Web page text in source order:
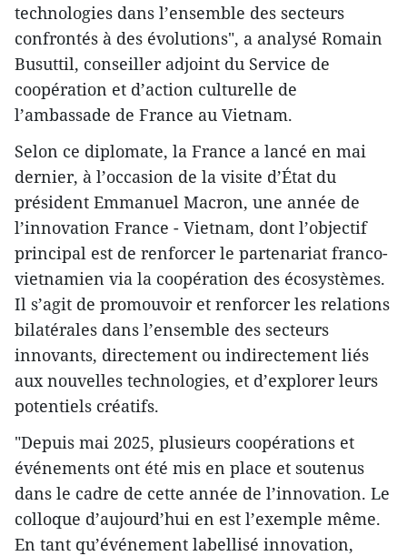
technologies dans l’ensemble des secteurs
confrontés à des évolutions", a analysé Romain
Busuttil, conseiller adjoint du Service de
coopération et d’action culturelle de
l’ambassade de France au Vietnam.
Selon ce diplomate, la France a lancé en mai
dernier, à l’occasion de la visite d’État du
président Emmanuel Macron, une année de
l’innovation France - Vietnam, dont l’objectif
principal est de renforcer le partenariat franco-
vietnamien via la coopération des écosystèmes.
Il s’agit de promouvoir et renforcer les relations
bilatérales dans l’ensemble des secteurs
innovants, directement ou indirectement liés
aux nouvelles technologies, et d’explorer leurs
potentiels créatifs.
"Depuis mai 2025, plusieurs coopérations et
événements ont été mis en place et soutenus
dans le cadre de cette année de l’innovation. Le
colloque d’aujourd’hui en est l’exemple même.
En tant qu’événement labellisé innovation,